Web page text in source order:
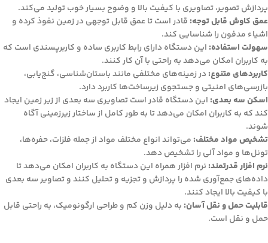
پردازش تصویر، تصاویری با کیفیت بالا و وضوح بسیار خوب تولید می‌کند.
عمق کاوش قابل توجه: قادر است تا عمق قابل توجهی در زمین نفوذ کرده و
اشیاء مدفون را شناسایی کند.
سهولت استفاده: این دستگاه دارای رابط کاربری ساده و کاربرپسندی است که
به کاربران امکان می‌دهد به راحتی با آن کار کنند.
کاربردهای متنوع: در زمینه‌های مختلفی مانند باستان‌شناسی، گنج‌یابی،
بازرسی‌های امنیتی و جستجوی زیرساخت‌ها کاربرد دارد.
اسکن سه بعدی: این دستگاه قادر است تصاویری سه بعدی از زیر زمین ایجاد
کند که به کاربران امکان می‌دهد تا به طور کامل از ساختار زیرزمینی آگاه
شوند.
تشخیص مواد مختلف: می‌تواند انواع مختلف مواد از جمله فلزات، حفره‌ها،
تونل‌ها و مواد آلی را تشخیص دهد.
نرم افزار قدرتمند: نرم افزار همراه این دستگاه به کاربران امکان می‌دهد تا
داده‌های جمع‌آوری شده را پردازش و تجزیه و تحلیل کنند و تصاویر سه بعدی
با کیفیت بالا ایجاد کنند.
قابلیت حمل و نقل آسان: به دلیل وزن کم و طراحی ارگونومیک، به راحتی قابل
حمل و نقل است.